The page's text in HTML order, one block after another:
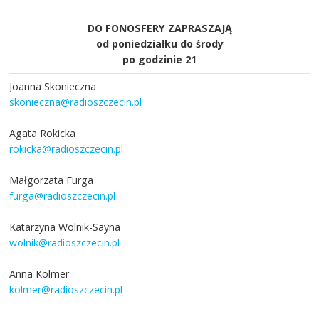
DO FONOSFERY ZAPRASZAJĄ
od poniedziałku do środy
po godzinie 21
Joanna Skonieczna
skonieczna@radioszczecin.pl
Agata Rokicka
rokicka@radioszczecin.pl
Małgorzata Furga
furga@radioszczecin.pl
Katarzyna Wolnik-Sayna
wolnik@radioszczecin.pl
Anna Kolmer
kolmer@radioszczecin.pl